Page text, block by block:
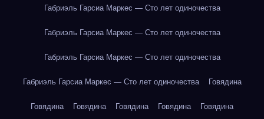
Габриэль Гарсиа Маркес — Сто лет одиночества
Габриэль Гарсиа Маркес — Сто лет одиночества
Габриэль Гарсиа Маркес — Сто лет одиночества
Габриэль Гарсиа Маркес — Сто лет одиночества Говядина
Говядина Говядина Говядина Говядина Говядина